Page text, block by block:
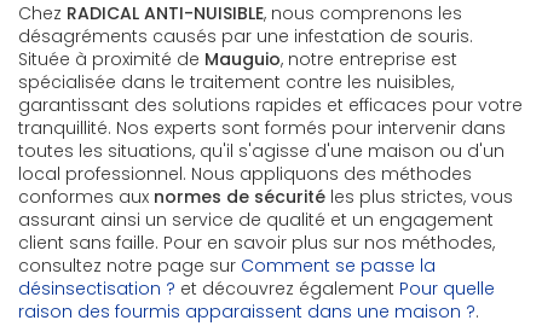
Chez RADICAL ANTI-NUISIBLE, nous comprenons les
désagréments causés par une infestation de souris.
Située à proximité de Mauguio, notre entreprise est
spécialisée dans le traitement contre les nuisibles,
garantissant des solutions rapides et efficaces pour votre
tranquillité. Nos experts sont formés pour intervenir dans
toutes les situations, qu'il s'agisse d'une maison ou d'un
local professionnel. Nous appliquons des méthodes
conformes aux normes de sécurité les plus strictes, vous
assurant ainsi un service de qualité et un engagement
client sans faille. Pour en savoir plus sur nos méthodes,
consultez notre page sur Comment se passe la
désinsectisation ? et découvrez également Pour quelle
raison des fourmis apparaissent dans une maison ?.